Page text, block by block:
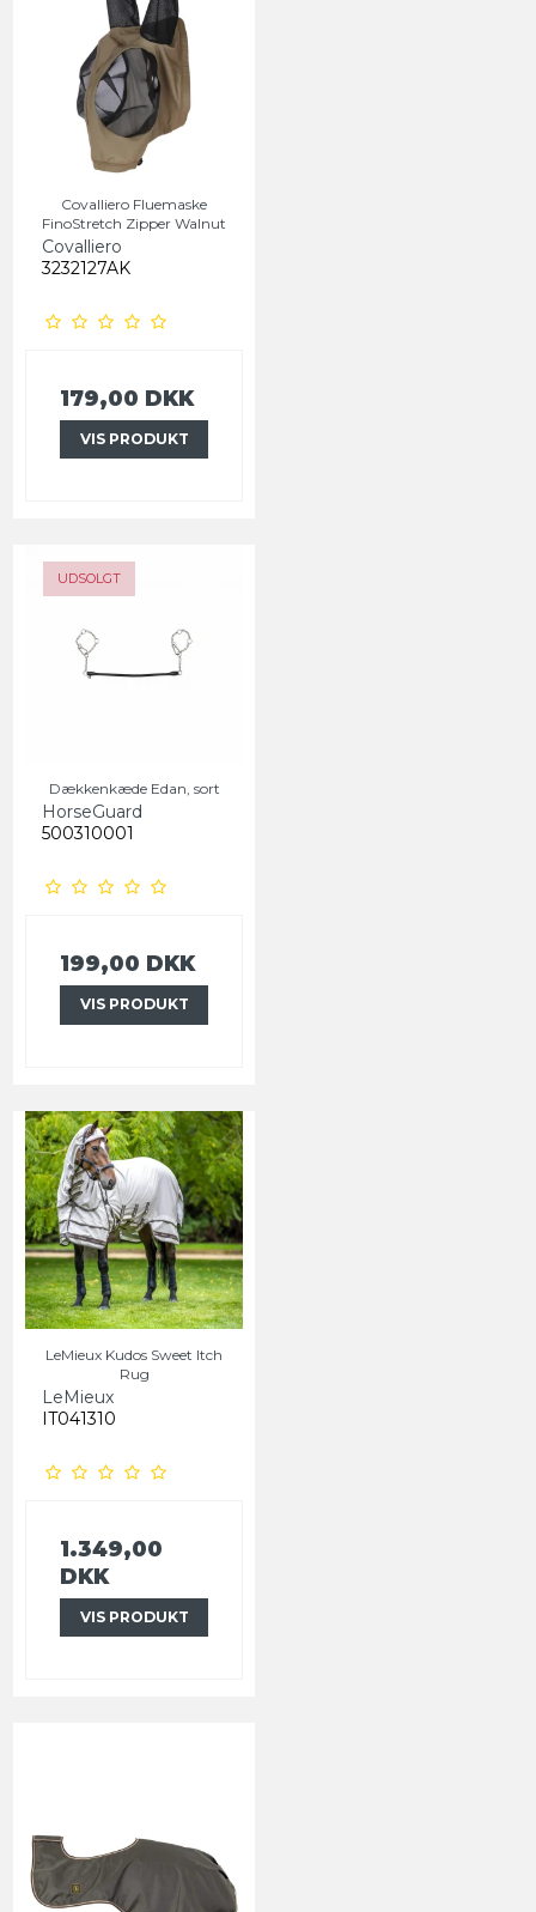
Covalliero Fluemaske
FinoStretch Zipper Walnut
Covalliero
3232127AK
179,00 DKK
VIS PRODUKT
UDSOLGT
Dækkenkæde Edan, sort
HorseGuard
500310001
199,00 DKK
VIS PRODUKT
LeMieux Kudos Sweet Itch
Rug
LeMieux
IT041310
1.349,00
DKK
VIS PRODUKT